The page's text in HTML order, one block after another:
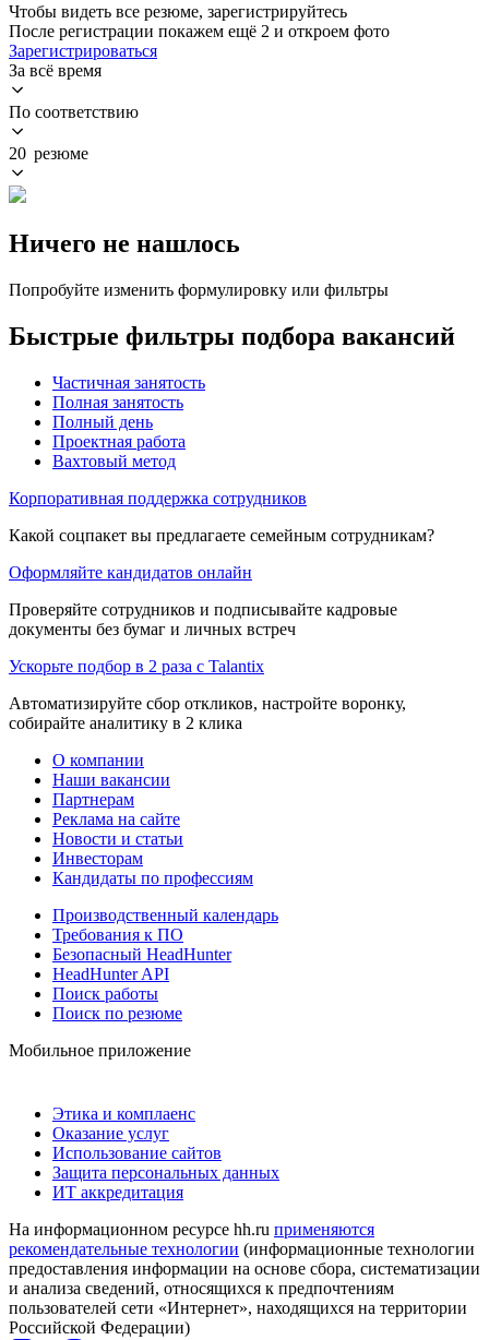
Чтобы видеть все резюме, зарегистрируйтесь
После регистрации покажем ещё 2 и откроем фото
Зарегистрироваться
За всё время
По соответствию
20 резюме
Ничего не нашлось
Попробуйте изменить формулировку или фильтры
Быстрые фильтры подбора вакансий
Частичная занятость
Полная занятость
Полный день
Проектная работа
Вахтовый метод
Корпоративная поддержка сотрудников
Какой соцпакет вы предлагаете семейным сотрудникам?
Оформляйте кандидатов онлайн
Проверяйте сотрудников и подписывайте кадровые
документы без бумаг и личных встреч
Ускорьте подбор в 2 раза с Talantix
Автоматизируйте сбор откликов, настройте воронку,
собирайте аналитику в 2 клика
О компании
Наши вакансии
Партнерам
Реклама на сайте
Новости и статьи
Инвесторам
Кандидаты по профессиям
Производственный календарь
Требования к ПО
Безопасный HeadHunter
HeadHunter API
Поиск работы
Поиск по резюме
Мобильное приложение
Этика и комплаенс
Оказание услуг
Использование сайтов
Защита персональных данных
ИТ аккредитация
На информационном ресурсе hh.ru применяются
рекомендательные технологии (информационные технологии
предоставления информации на основе сбора, систематизации
и анализа сведений, относящихся к предпочтениям
пользователей сети «Интернет», находящихся на территории
Российской Федерации)